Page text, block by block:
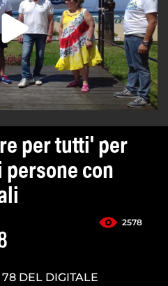
per tutti' per
con
2578
DEL DIGITALE